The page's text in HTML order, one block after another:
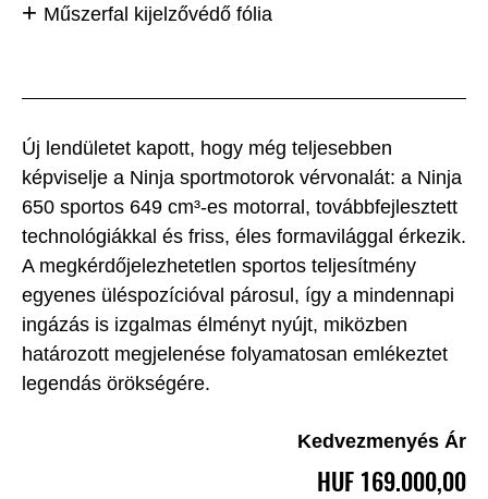
Új lendületet kapott, hogy még teljesebben
képviselje a Ninja sportmotorok vérvonalát: a Ninja
650 sportos 649 cm³-es motorral, továbbfejlesztett
technológiákkal és friss, éles formavilággal érkezik.
A megkérdőjelezhetetlen sportos teljesítmény
egyenes üléspozícióval párosul, így a mindennapi
ingázás is izgalmas élményt nyújt, miközben
határozott megjelenése folyamatosan emlékeztet
legendás örökségére.
Kedvezmenyés Ár
HUF‎ 169.000,00
Műszerfal kijelzővédő fólia